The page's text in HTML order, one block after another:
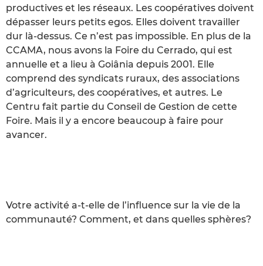
productives et les réseaux. Les coopératives doivent
dépasser leurs petits egos. Elles doivent travailler
dur là-dessus. Ce n’est pas impossible. En plus de la
CCAMA, nous avons la Foire du Cerrado, qui est
annuelle et a lieu à Goiânia depuis 2001. Elle
comprend des syndicats ruraux, des associations
d’agriculteurs, des coopératives, et autres. Le
Centru fait partie du Conseil de Gestion de cette
Foire. Mais il y a encore beaucoup à faire pour
avancer.
Votre activité a-t-elle de l’influence sur la vie de la
communauté? Comment, et dans quelles sphères?